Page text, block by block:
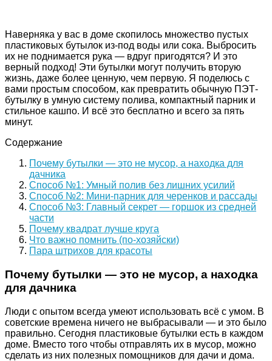
Наверняка у вас в доме скопилось множество пустых
пластиковых бутылок из-под воды или сока. Выбросить
их не поднимается рука — вдруг пригодятся? И это
верный подход! Эти бутылки могут получить вторую
жизнь, даже более ценную, чем первую. Я поделюсь с
вами простым способом, как превратить обычную ПЭТ-
бутылку в умную систему полива, компактный парник и
стильное кашпо. И всё это бесплатно и всего за пять
минут.
Содержание
Почему бутылки — это не мусор, а находка для
дачника
Способ №1: Умный полив без лишних усилий
Способ №2: Мини-парник для черенков и рассады
Способ №3: Главный секрет — горшок из средней
части
Почему квадрат лучше круга
Что важно помнить (по-хозяйски)
Пара штрихов для красоты
Почему бутылки — это не мусор, а находка
для дачника
Люди с опытом всегда умеют использовать всё с умом. В
советские времена ничего не выбрасывали — и это было
правильно. Сегодня пластиковые бутылки есть в каждом
доме. Вместо того чтобы отправлять их в мусор, можно
сделать из них полезных помощников для дачи и дома.